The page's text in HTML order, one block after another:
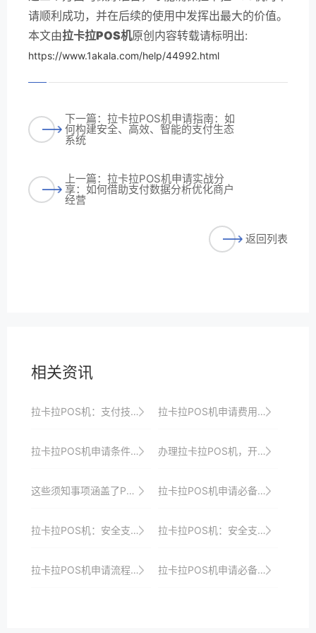
请顺利成功，并在后续的使用中发挥出最大的价值。
本文由拉卡拉POS机原创内容转载请标明出:
https://www.1akala.com/help/44992.html
下一篇：拉卡拉POS机申请指南：如
何构建安全、高效、智能的支付生态
系统
上一篇：拉卡拉POS机申请实战分
享：如何借助支付数据分析优化商户
经营
返回列表
相关资讯
拉卡拉POS机：支付技术的新篇章 拉卡拉POS机申请费用及隐藏成本分析
拉卡拉POS机申请条件：你是否符合要求？ 办理拉卡拉POS机，开启智能收银新时代
这些须知事项涵盖了POS机的日常使用、安全管理、性能优化、故障排查等多个方面，旨在帮助用户全面了解和高效使用拉卡拉POS机。 拉卡拉POS机申请必备知识：了解这些规则更省心
拉卡拉POS机：安全支付，守护商家利益 拉卡拉POS机：安全支付，守护商家的每一笔财富
拉卡拉POS机申请流程：线上与线下对比分析 拉卡拉POS机申请必备知识：了解这些技巧更省心省力